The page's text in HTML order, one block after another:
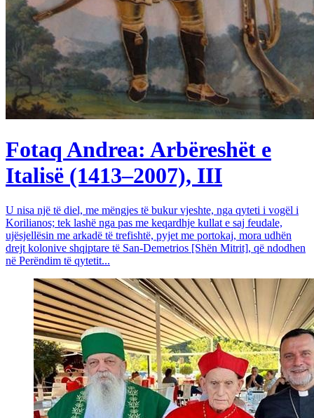
Fotaq Andrea: Arbëreshët e
Italisë (1413–2007), III
U nisa një të diel, me mëngjes të bukur vjeshte, nga qyteti i vogël i
Korilianos; tek lashë nga pas me keqardhje kullat e saj feudale,
ujësjellësin me arkadë të trefishtë, pyjet me portokaj, mora udhën
drejt kolonive shqiptare të San-Demetrios [Shën Mitrit], që ndodhen
në Perëndim të qytetit...